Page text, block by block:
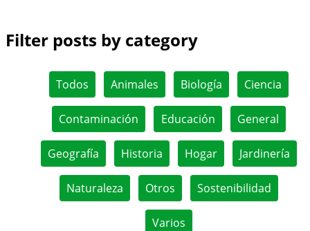
Filter posts by category
Todos Animales Biología Ciencia
Contaminación Educación General
Geografía Historia Hogar Jardinería
Naturaleza Otros Sostenibilidad
Varios